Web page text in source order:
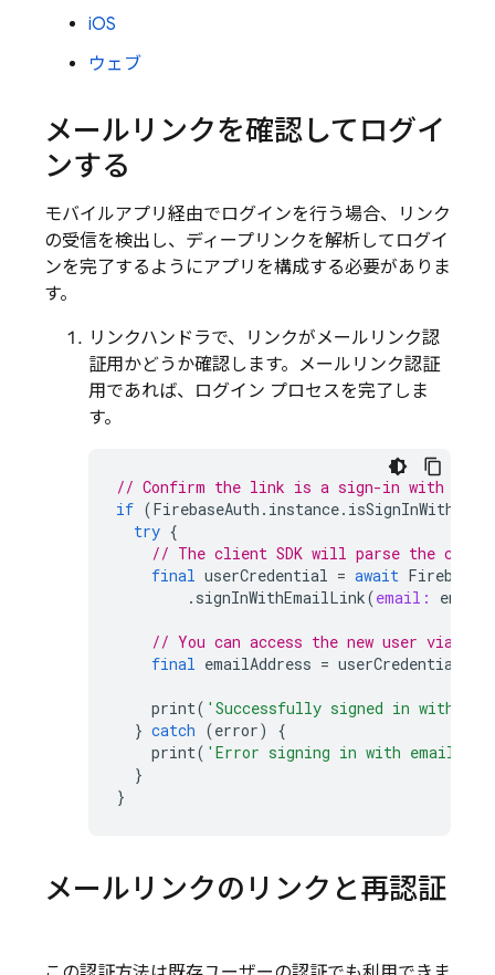
iOS
ウェブ
メールリンクを確認してログイ
ンする
モバイルアプリ経由でログインを行う場合、リンク
の受信を検出し、ディープリンクを解析してログイ
ンを完了するようにアプリを構成する必要がありま
す。
リンクハンドラで、リンクがメールリンク認
証用かどうか確認します。メールリンク認証
用であれば、ログイン プロセスを完了しま
す。
// Confirm the link is a sign-in with
if (FirebaseAuth . instance.
try {
// The client SDK will parse the
final userCredential = await
. signInWithEmailLink(email:
// You can access the new user via
final emailAddress = userCredential
print( 'Successfully signed in with
} catch (error)
{
print( 'Error signing in with email
}
}
メールリンクのリンクと再認証